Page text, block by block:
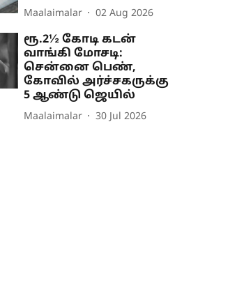
Maalaimalar 02 Aug 2026
ரூ.2½ கோடி கடன்
வாங்கி மோசடி:
சென்னை பெண்,
கோவில் அர்ச்சகருக்கு
5 ஆண்டு ஜெயில்
Maalaimalar 30 Jul 2026